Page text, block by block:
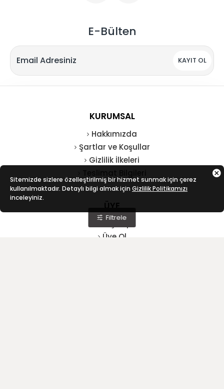
E-Bülten
KAYIT OL
KURUMSAL
Hakkımızda
Şartlar ve Koşullar
Gizlilik İlkeleri
ÜYE
Giriş Yap
Üye Ol
Sitemizde sizlere özelleştirilmiş bir hizmet sunmak için çerez
kullanılmaktadır. Detaylı bilgi almak için Gizlilik Politikamızı
inceleyiniz.
Filtrele